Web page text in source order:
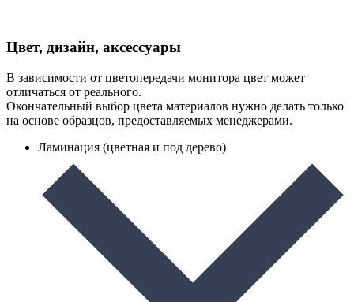
Цвет, дизайн, аксессуары
В зависимости от цветопередачи монитора цвет может
отличаться от реального.
Окончательный выбор цвета материалов нужно делать только
на основе образцов, предоставляемых менеджерами.
Ламинация (цветная и под дерево)